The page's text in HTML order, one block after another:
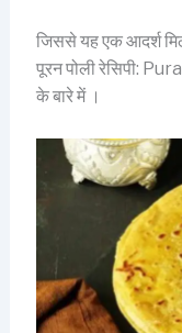
जिससे यह एक आदर्श
पूरन पोली रेसिपी:
के बारे में ।